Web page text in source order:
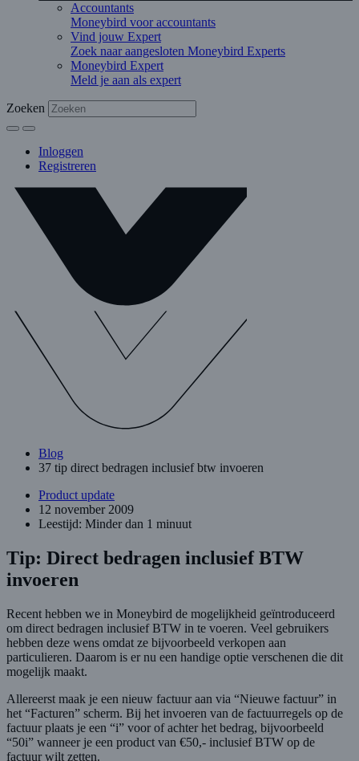
Accountants
Moneybird voor accountants
Vind jouw Expert
Zoek naar aangesloten Moneybird Experts
Moneybird Expert
Meld je aan als expert
Zoeken
Inloggen
Registreren
Blog
37 tip direct bedragen inclusief btw invoeren
Product update
12 november 2009
Leestijd: Minder dan 1 minuut
Tip: Direct bedragen inclusief BTW
invoeren
Recent hebben we in Moneybird de mogelijkheid geïntroduceerd
om direct bedragen inclusief BTW in te voeren. Veel gebruikers
hebben deze wens omdat ze bijvoorbeeld verkopen aan
particulieren. Daarom is er nu een handige optie verschenen die dit
mogelijk maakt.
Allereerst maak je een nieuw factuur aan via “Nieuwe factuur” in
het “Facturen” scherm. Bij het invoeren van de factuurregels op de
factuur plaats je een “i” voor of achter het bedrag, bijvoorbeeld
“50i” wanneer je een product van €50,- inclusief BTW op de
factuur wilt zetten.